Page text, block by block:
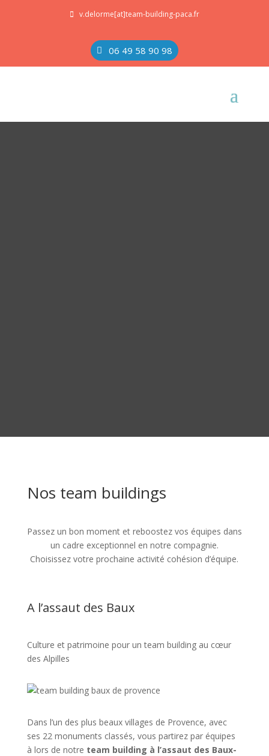
v.delorme[at]team-building-paca.fr
06 49 58 90 98
Nos team buildings
Passez un bon moment et reboostez vos équipes dans
un cadre exceptionnel en notre compagnie.
Choisissez votre prochaine activité cohésion d’équipe.
A l’assaut des Baux
Culture et patrimoine pour un team building au cœur
des Alpilles
Dans l’un des plus beaux villages de Provence, avec
ses 22 monuments classés, vous partirez par équipes
à lors de notre team building à l’assaut des Baux-